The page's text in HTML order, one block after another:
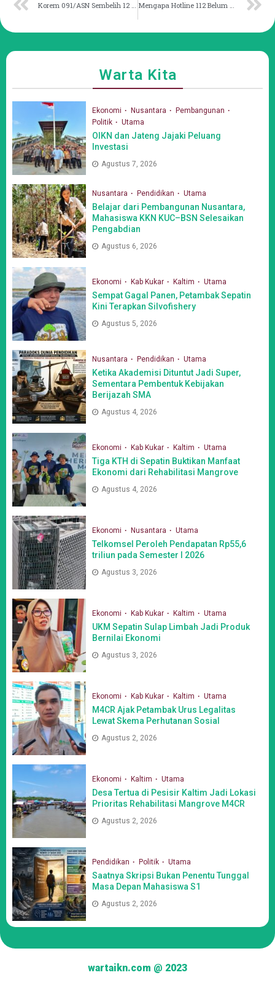
Korem 091/ASN Sembelih 12 Hewan Kurban Mengapa Hotline 112 Belum Banyak Dikenal?
Warta Kita
Ekonomi Nusantara
Pembangunan
Politik
Utama
OIKN dan Jateng Jajaki Peluang
Investasi
Agustus 7, 2026
Nusantara Pendidikan Utama
Belajar dari Pembangunan Nusantara,
Mahasiswa KKN KUC–BSN Selesaikan
Pengabdian
Agustus 6, 2026
Ekonomi Kab Kukar Kaltim Utama
Sempat Gagal Panen, Petambak Sepatin
Kini Terapkan Silvofishery
Agustus 5, 2026
Nusantara Pendidikan Utama
Ketika Akademisi Dituntut Jadi Super,
Sementara Pembentuk Kebijakan
Berijazah SMA
Agustus 4, 2026
Ekonomi Kab Kukar Kaltim Utama
Tiga KTH di Sepatin Buktikan Manfaat
Ekonomi dari Rehabilitasi Mangrove
Agustus 4, 2026
Ekonomi Nusantara Utama
Telkomsel Peroleh Pendapatan Rp55,6
triliun pada Semester I 2026
Agustus 3, 2026
Ekonomi Kab Kukar Kaltim Utama
UKM Sepatin Sulap Limbah Jadi Produk
Bernilai Ekonomi
Agustus 3, 2026
Ekonomi Kab Kukar Kaltim Utama
M4CR Ajak Petambak Urus Legalitas
Lewat Skema Perhutanan Sosial
Agustus 2, 2026
Ekonomi Kaltim Utama
Desa Tertua di Pesisir Kaltim Jadi Lokasi
Prioritas Rehabilitasi Mangrove M4CR
Agustus 2, 2026
Pendidikan Politik Utama
Saatnya Skripsi Bukan Penentu Tunggal
Masa Depan Mahasiswa S1
Agustus 2, 2026
wartaikn.com @ 2023